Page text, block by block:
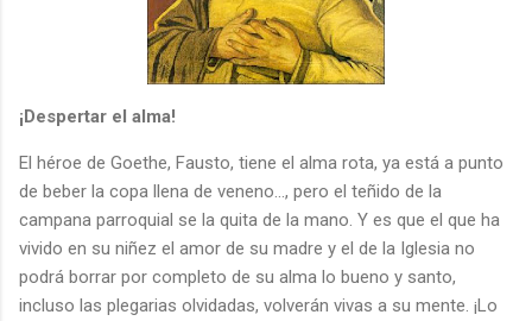
¡Despertar el alma!
El héroe de Goethe, Fausto, tiene el alma rota, ya está a punto
de beber la copa llena de veneno..., pero el teñido de la
campana parroquial se la quita de la mano. Y es que el que ha
vivido en su niñez el amor de su madre y el de la Iglesia no
podrá borrar por completo de su alma lo bueno y santo,
incluso las plegarias olvidadas, volverán vivas a su mente. ¡Lo